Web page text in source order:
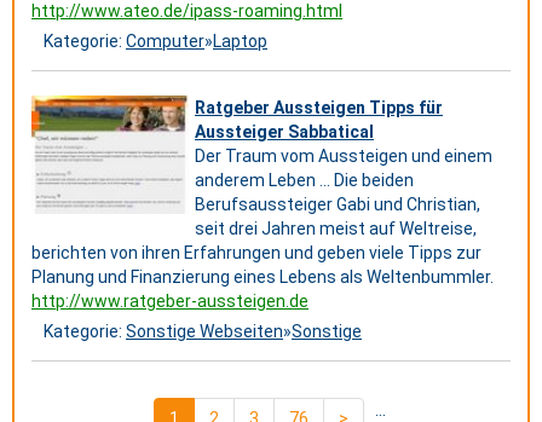
http://www.ateo.de/ipass-roaming.html
Kategorie: Computer»Laptop
Ratgeber Aussteigen Tipps für
Aussteiger Sabbatical
Der Traum vom Aussteigen und einem
anderem Leben ... Die beiden
Berufsaussteiger Gabi und Christian,
seit drei Jahren meist auf Weltreise,
berichten von ihren Erfahrungen und geben viele Tipps zur
Planung und Finanzierung eines Lebens als Weltenbummler.
http://www.ratgeber-aussteigen.de
Kategorie: Sonstige Webseiten»Sonstige